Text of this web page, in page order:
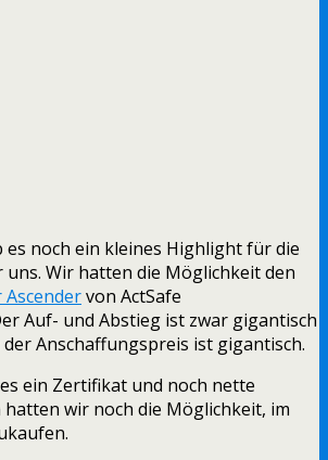
noch ein kleines Highlight für die
uns. Wir hatten die Möglichkeit den
Ascendervon ActSafe
Auf- und Abstieg ist zwar gigantisch
Anschaffungspreis ist gigantisch.
ein Zertifikat und noch nette
hatten wir noch die Möglichkeit, im